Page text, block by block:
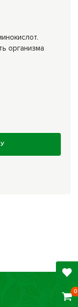
организма
0